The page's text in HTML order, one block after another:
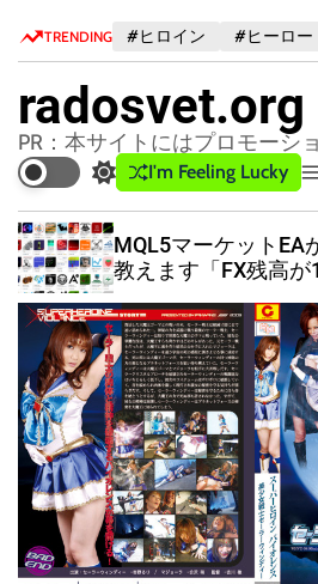
TRENDING #ヒロイン #ヒーロー
radosvet.org
PR：本サイトにはプロモーシ
S
w
i
t
c
h
c
o
l
o
r
m
o
d
e
I'm Feeling Lucky
e
u
MQL5マーケットEA
教えます「FX残高